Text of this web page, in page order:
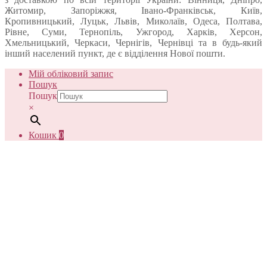
Житомир, Запоріжжя, Івано-Франківськ, Київ,
Кропивницький, Луцьк, Львів, Миколаїв, Одеса, Полтава,
Рівне, Суми, Тернопіль, Ужгород, Харків, Херсон,
Хмельницький, Черкаси, Чернігів, Чернівці та в будь-який
інший населений пункт, де є відділення Нової пошти.
Мій обліковий запис
Пошук
Пошук
×
Кошик 0